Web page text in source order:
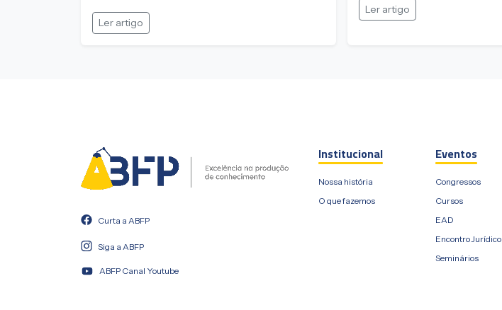
Ler artigo
Ler artigo
Curta a ABFP
Siga a ABFP
ABFP Canal Youtube
Institucional
Nossa história
O que fazemos
Eventos
Congressos
Cursos
EAD
Encontro Jurídico
Seminários